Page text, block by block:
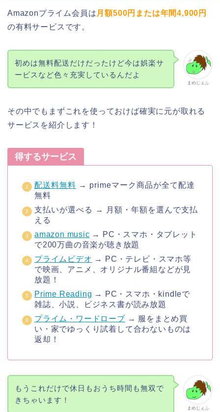
Amazonプライム会員は 月額500円または年間4,900円
の有料サービスです。
まめじぇふ
初めは無料配送だけだったけど今は娯楽サ
ービスなど色々充実しているんだよ
その中でもまずこれを使っておけば確実に元が取れる
サービスを紹介します！
得するサービス
配送料無料 → primeマーク商品が全て配達
無料
支払いが選べる → 月額・年額を選んで支払
える
amazon music → PC・スマホ・タブレット
で200万曲の音楽が聴き放題
プライムビデオ → PC・テレビ・スマホ等
で映画、アニメ、オリジナル番組などが見
放題！
Prime Reading → PC・スマホ・kindleで
雑誌、小説、ビジネス書が読み放題
プライム・ワードローブ → 服をまとめ買
い・家でゆっくり試着して合わないものは
返却！
まめじぇふ
もうこれだけで休日もおうち時間も無双で
きちゃいます！